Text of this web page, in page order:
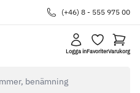
(+46) 8 - 555 975 00
Logga inFavoriterVarukorg